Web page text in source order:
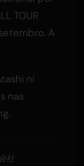
TOUR
A
ni
nas
社